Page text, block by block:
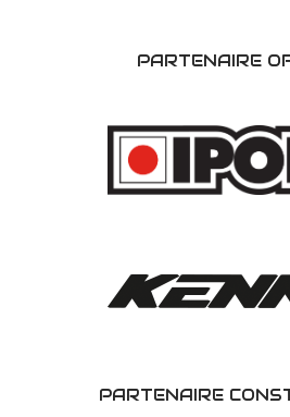
PARTENAIRE
PARTENAIRE